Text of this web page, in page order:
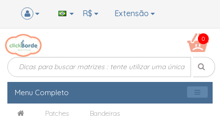
Extensão
R$
0
Menu Completo
Patches Bandeiras